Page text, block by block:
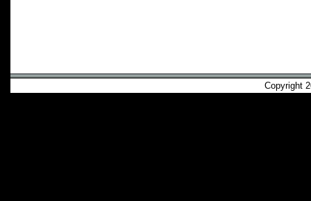
Copyright